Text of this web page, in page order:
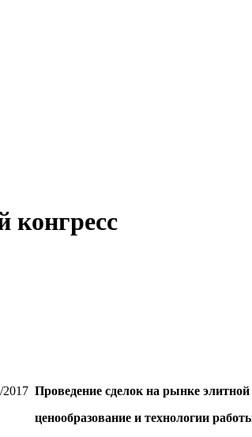
конгресс
2017 Проведение сделок на рынке
ценообразование и технологии